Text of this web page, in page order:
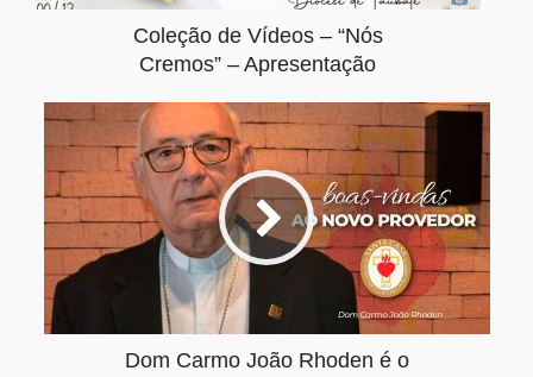
Coleção de Vídeos – “Nós
Cremos” – Apresentação
Dom Carmo João Rhoden é o